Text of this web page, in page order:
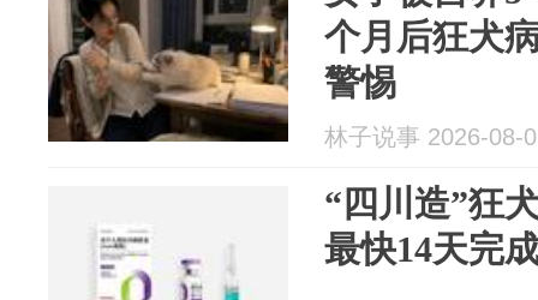
个月后狂犬
警惕
林子说事 2026-08-
“四川造”狂
最快14天完